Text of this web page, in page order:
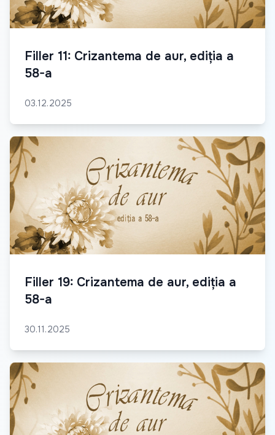
Filler 11: Crizantema de aur, ediția a
58-a
03.12.2025
Filler 19: Crizantema de aur, ediția a
58-a
30.11.2025